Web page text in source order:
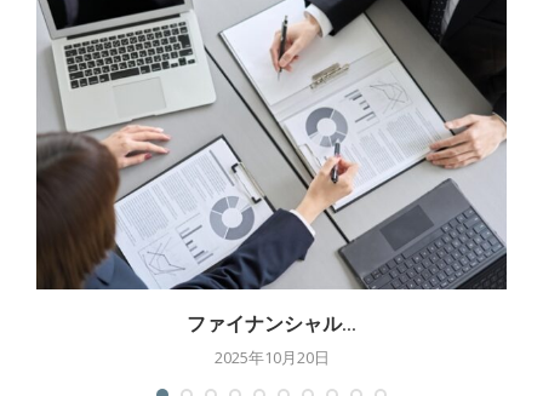
ファイナンシャル...
2025年10月20日